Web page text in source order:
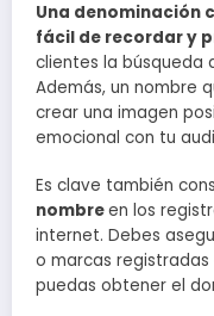
Una denominación
fácil de recordar y
clientes la búsqueda
Además, un nombre
crear una imagen
emocional con tu
Es clave también
nombreen los
internet. Debes
o marcas registradas
puedas obtener el